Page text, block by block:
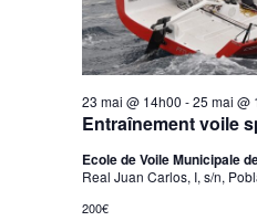
Entraînement voile
23 mai @ 14h00 -25 mai @
Ecole de Voile Municipale
Real Juan Carlos, I, s/n,
200€